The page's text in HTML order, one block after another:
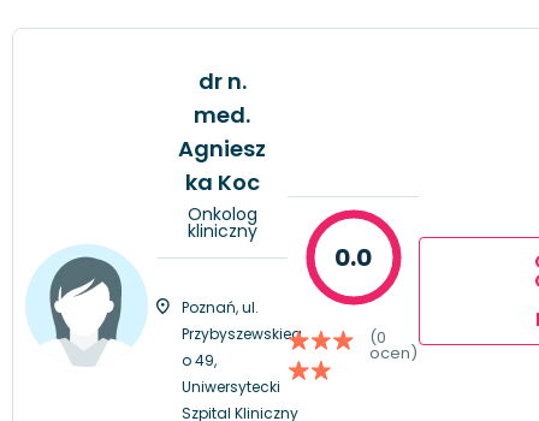
dr n.
med.
Agniesz
ka Koc
Onkolog
kliniczny
Poznań, ul.
Przybyszewskieg
o 49,
Uniwersytecki
Szpital Kliniczny
0.0
(0
ocen)